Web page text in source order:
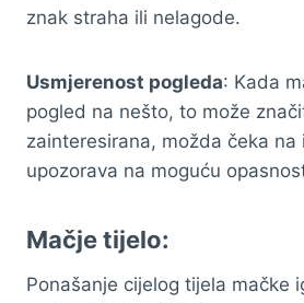
znak straha ili nelagode.
Usmjerenost pogleda: Kada
pogled na nešto, to može
zainteresirana, možda čeka na
upozorava na moguću
Mačje tijelo:
Ponašanje cijelog tijela mačke